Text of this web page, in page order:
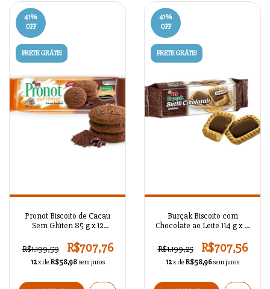
41%
OFF
FRETE GRÁTIS
Pronot Biscoito de Cacau
Sem Glúten 85 g x 12
R$1.199,59
R$707,76
12x de R$58,98 sem juros
41%
OFF
FRETE GRÁTIS
Burçak Biscoito com
Chocolate ao Leite 114 g x 12
R$1.199,25
R$707,56
12x de R$58,96 sem juros